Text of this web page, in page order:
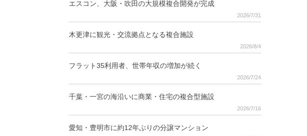
エスコン、大阪・吹田の大規模複合開発が完成
2026/7/31
木更津に観光・交流拠点となる複合施設
2026/8/4
フラット35利用者、世帯年収の増加が続く
2026/7/24
千葉・一宮の海沿いに商業・住宅の複合型施設
2026/7/16
愛知・豊明市に約12年ぶりの分譲マンション